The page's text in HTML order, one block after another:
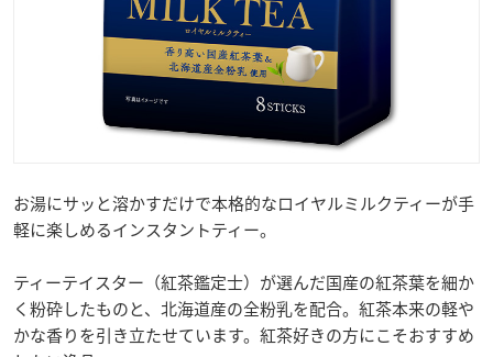
お湯にサッと溶かすだけで本格的なロイヤルミルクティーが手
軽に楽しめるインスタントティー。
ティーテイスター（紅茶鑑定士）が選んだ国産の紅茶葉を細か
く粉砕したものと、北海道産の全粉乳を配合。紅茶本来の軽や
かな香りを引き立たせています。紅茶好きの方にこそおすすめ